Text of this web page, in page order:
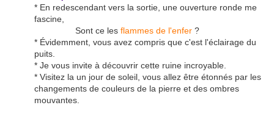
* En redescendant vers la sortie, une ouverture ronde me
fascine,
Sont ce les flammes de l'enfer?
* Évidemment, vous avez compris que c'est l'éclairage du
puits.
* Je vous invite à découvrir cette ruine incroyable.
* Visitez la un jour de soleil, vous allez être étonnés par les
changements de couleurs de la pierre et des ombres
mouvantes.